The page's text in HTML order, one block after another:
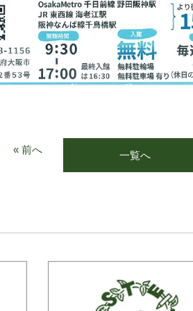
« 前へ 一覧へ